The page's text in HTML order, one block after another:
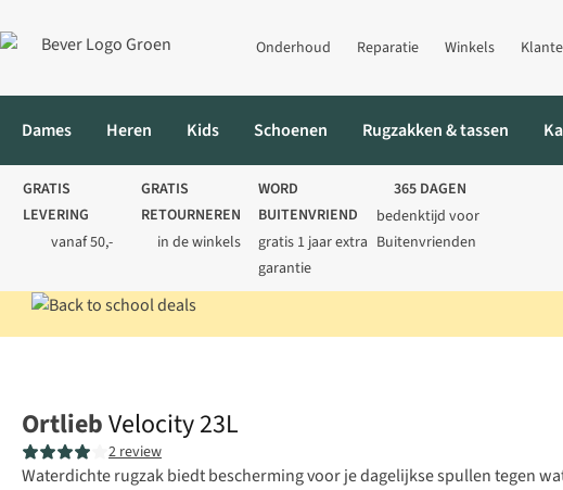
Onderhoud Reparatie Winkels
Dames Heren Kids Schoenen Rugzakken & tassen
GRATIS
LEVERING
vanaf 50,-
GRATIS
RETOURNEREN
in de winkels
WORD
BUITENVRIEND
gratis 1 jaar extra
garantie
365 DAGEN
bedenktijd voor
Buitenvrienden
OrtliebVelocity 23L
2 review
Waterdichte rugzak biedt bescherming voor je dagelijkse spullen tegen